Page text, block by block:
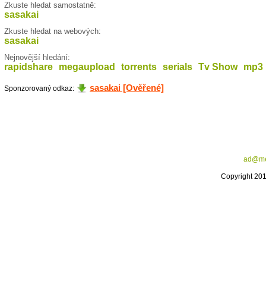
Zkuste hledat samostatně:
sasakai
Zkuste hledat na webových:
sasakai
Nejnovější hledání:
rapidshare megaupload torrents serials Tv Show mp3
Sponzorovaný odkaz: sasakai [Ověřené]
Copyright